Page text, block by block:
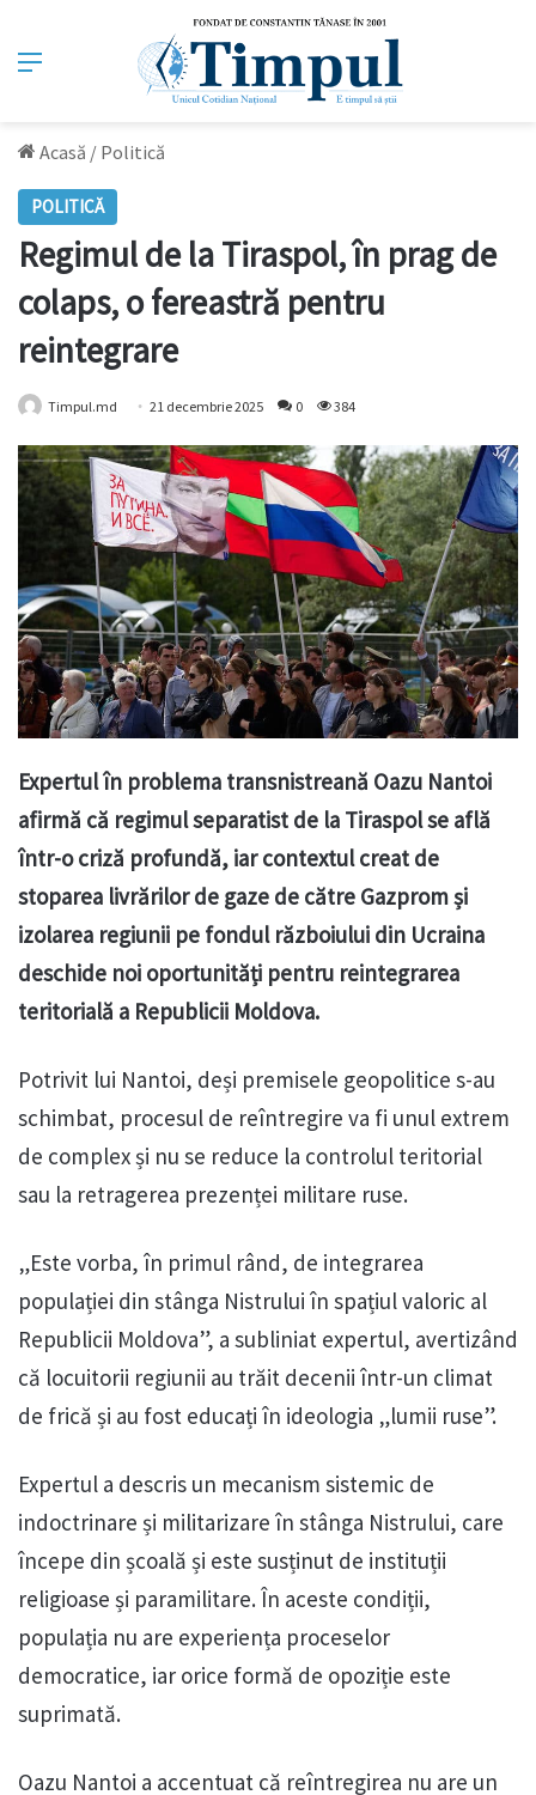
Meniu
Acasă / Politică
POLITICĂ
Regimul de la Tiraspol, în prag de
colaps, o fereastră pentru
reintegrare
Timpul.md 21 decembrie 2025 0 384
Expertul în problema transnistreană Oazu Nantoi
afirmă că regimul separatist de la Tiraspol se află
într-o criză profundă, iar contextul creat de
stoparea livrărilor de gaze de către Gazprom și
izolarea regiunii pe fondul războiului din Ucraina
deschide noi oportunități pentru reintegrarea
teritorială a Republicii Moldova.
Potrivit lui Nantoi, deși premisele geopolitice s-au
schimbat, procesul de reîntregire va fi unul extrem
de complex și nu se reduce la controlul teritorial
sau la retragerea prezenței militare ruse.
„Este vorba, în primul rând, de integrarea
populației din stânga Nistrului în spațiul valoric al
Republicii Moldova”, a subliniat expertul, avertizând
că locuitorii regiunii au trăit decenii într-un climat
de frică și au fost educați în ideologia „lumii ruse”.
Expertul a descris un mecanism sistemic de
indoctrinare și militarizare în stânga Nistrului, care
începe din școală și este susținut de instituții
religioase și paramilitare. În aceste condiții,
populația nu are experiența proceselor
democratice, iar orice formă de opoziție este
suprimată.
Oazu Nantoi a accentuat că reîntregirea nu are un